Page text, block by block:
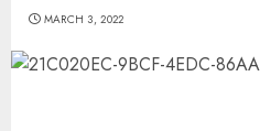
MARCH 3, 2022